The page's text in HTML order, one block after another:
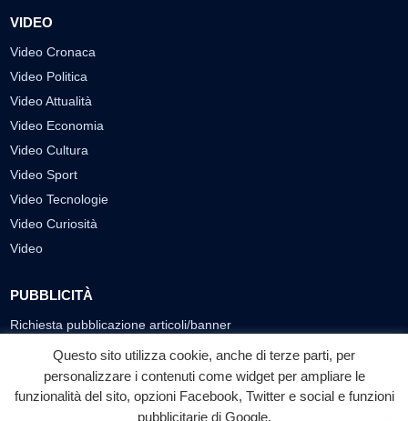
VIDEO
Video Cronaca
Video Politica
Video Attualità
Video Economia
Video Cultura
Video Sport
Video Tecnologie
Video Curiosità
Video
PUBBLICITÀ
Richiesta pubblicazione articoli/banner
SEGUICI SUI SOCIAL
f ◎ ▶
Questo sito utilizza cookie, anche di terze parti, per
personalizzare i contenuti come widget per ampliare le
funzionalità del sito, opzioni Facebook, Twitter e social e funzioni
pubblicitarie di Google.